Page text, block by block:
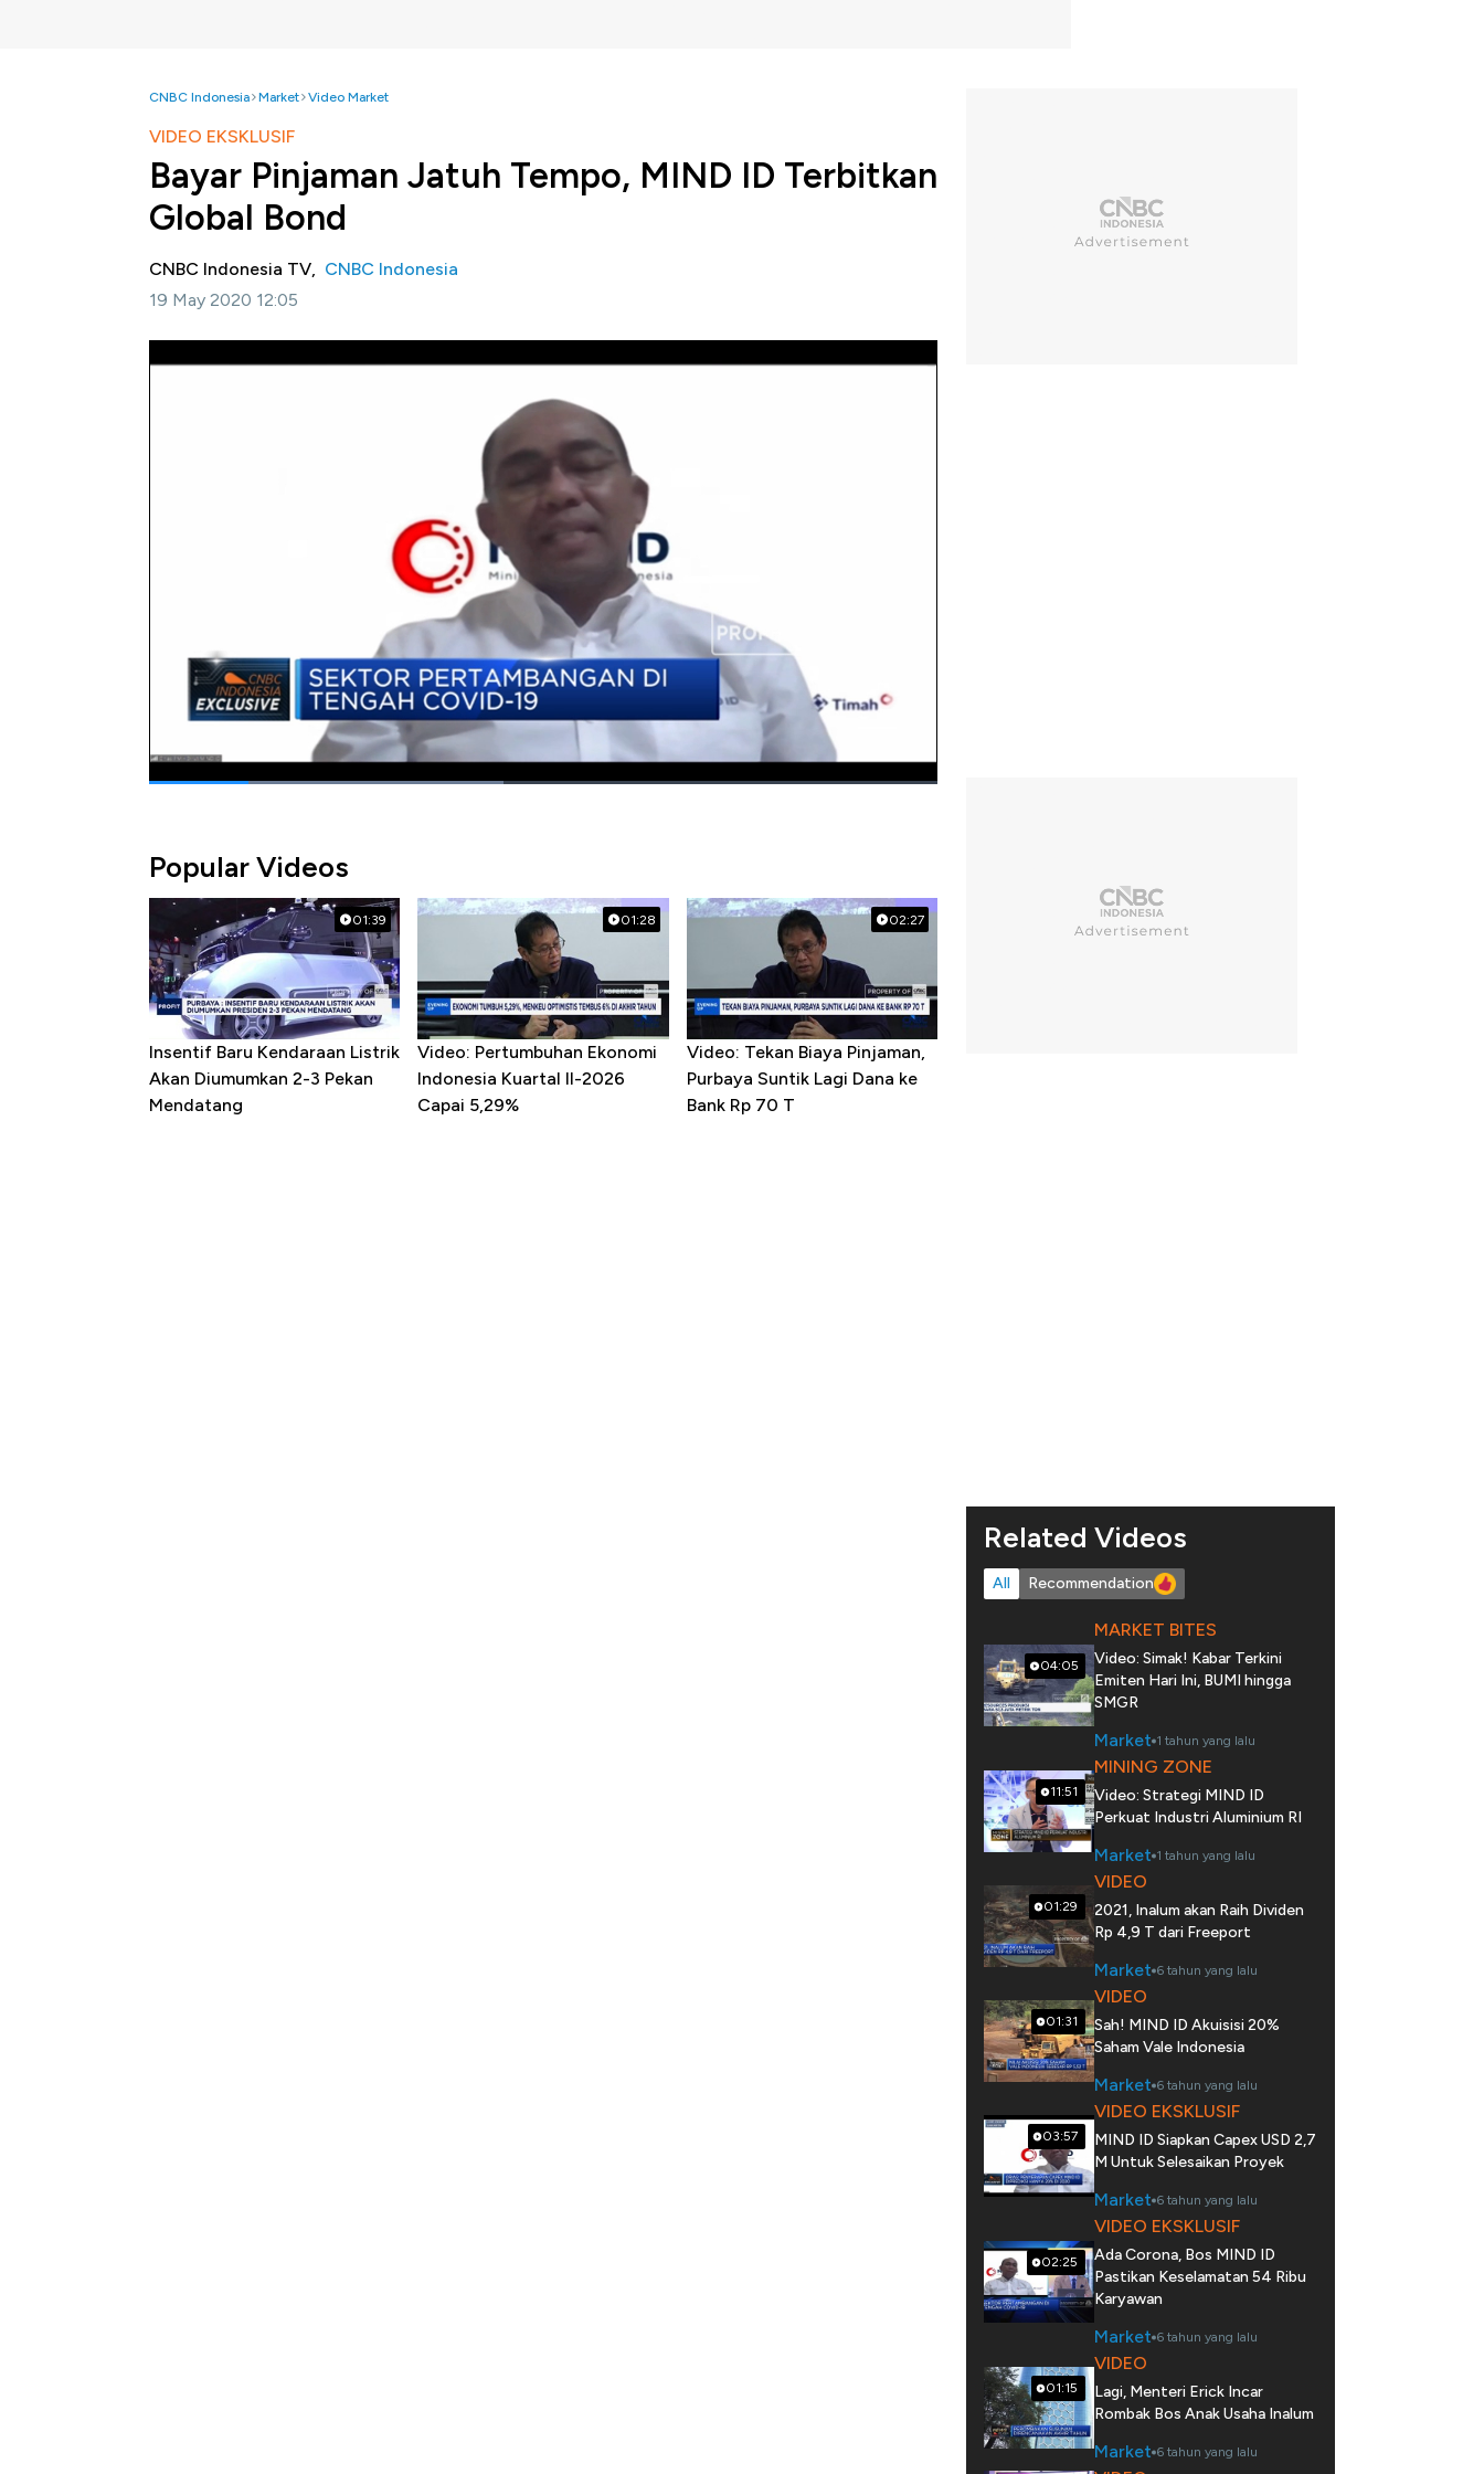
CNBC Indonesia Market Video Market
VIDEO EKSKLUSIF
Bayar Pinjaman Jatuh Tempo, MIND ID Terbitkan
Global Bond
CNBC Indonesia TV, CNBC Indonesia
19 May 2020 12:05
refinancing. Menurut Direktur utama MIND ID, Orias Petrus Moedak, menyebutkan bahwa langkah
penerbitan obligasi ini merupakan langkah penerbitan obligasi yang memanfaatkan bungan rendah
yang nantinya dipakai untuk mengurangi tekanan pinjaman yang akan segera jatuh tempo.
Seperti apa rencana penerbitan global bond MIND ID? Selengkapnya saksikan dialog Erwin Surya
Brata dengan Direktur utama MIND ID, Orias Petrus Moedak dalam Squawk Box, CNBC Indonesia
#global bond #holding #orias petrus moedak
Popular Videos
01:39
Insentif Baru Kendaraan Listrik
Akan Diumumkan 2-3 Pekan
Mendatang
01:28
Video: Pertumbuhan Ekonomi
Indonesia Kuartal II-2026
Capai 5,29%
02:27
Video: Tekan Biaya Pinjaman,
Purbaya Suntik Lagi Dana ke
Bank Rp 70 T
Related Videos
All Recommendation
04:05
MARKET BITES
Video: Simak! Kabar Terkini
Emiten Hari Ini, BUMI hingga
SMGR
Market 1 tahun yang lalu
11:51
MINING ZONE
Video: Strategi MIND ID
Perkuat Industri Aluminium RI
Market 1 tahun yang lalu
01:29
VIDEO
2021, Inalum akan Raih Dividen
Rp 4,9 T dari Freeport
Market 6 tahun yang lalu
01:31
VIDEO
Sah! MIND ID Akuisisi 20%
Saham Vale Indonesia
Market 6 tahun yang lalu
03:57
VIDEO EKSKLUSIF
MIND ID Siapkan Capex USD 2,7
M Untuk Selesaikan Proyek
Market 6 tahun yang lalu
02:25
VIDEO EKSKLUSIF
Ada Corona, Bos MIND ID
Pastikan Keselamatan 54 Ribu
Karyawan
Market 6 tahun yang lalu
01:15
VIDEO
Lagi, Menteri Erick Incar
Rombak Bos Anak Usaha Inalum
Market 6 tahun yang lalu